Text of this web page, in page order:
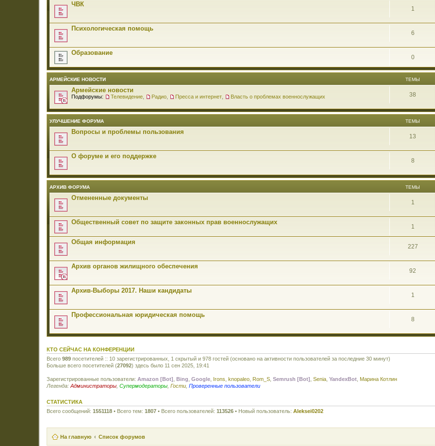
ЧВК
1
Психологическая помощь
6
Образование
0
АРМЕЙСКИЕ НОВОСТИ ТЕМЫ
Армейские новости
Подфорумы: Телевидение Радио Пресса и интернет Власть о проблемах военнослужащих 38
УЛУЧШЕНИЕ ФОРУМА ТЕМЫ
Вопросы и проблемы пользования
13
О форуме и его поддержке
8
АРХИВ ФОРУМА ТЕМЫ
Отмененные документы
1
Общественный совет по защите законных прав военнослужащих
1
Общая информация
227
Архив органов жилищного обеспечения
92
Архив-Выборы 2017. Наши кандидаты
1
Профессиональная юридическая помощь
8
КТО СЕЙЧАС НА КОНФЕРЕНЦИИ
Всего 989 посетителей :: 10 зарегистрированных, 1 скрытый и 978 гостей (основано на активности пользователей за последние 30 минут)
Больше всего посетителей (27092) здесь было 11 сен 2025, 19:41
Зарегистрированные пользователи: Amazon [Bot] Bing Google Irons knopaleo Rom_S Semrush [Bot] Senia YandexBot Марина Котлин
Легенда: Администраторы Супермодераторы Гости Проверенные пользователи
СТАТИСТИКА
Всего сообщений: 1551118 • Всего тем: 1807 • Всего пользователей: 113526 • Новый пользователь: Aleksei0202
На главную Список форумов